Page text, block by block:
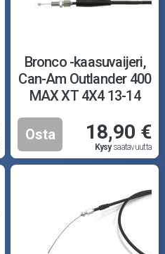
Bronco -kaasuvaijeri,
Can-Am Outlander 400
MAX XT 4X4 13-14
Osta 18,90 €
Kysysaatavuutta